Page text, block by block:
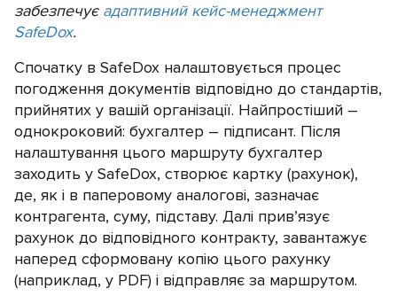
забезпечує адаптивний кейс-менеджмент
SafeDox.
Спочатку в SafeDox налаштовується процес
погодження документів відповідно до стандартів,
прийнятих у вашій організації. Найпростіший –
однокроковий: бухгалтер – підписант. Після
налаштування цього маршруту бухгалтер
заходить у SafeDox, створює картку (рахунок),
де, як і в паперовому аналогові, зазначає
контрагента, суму, підставу. Далі прив’язує
рахунок до відповідного контракту, завантажує
наперед сформовану копію цього рахунку
(наприклад, у PDF) і відправляє за маршрутом.